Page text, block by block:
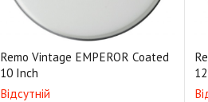
Remo Vintage EMPEROR Coated
10 Inch
Відсутній